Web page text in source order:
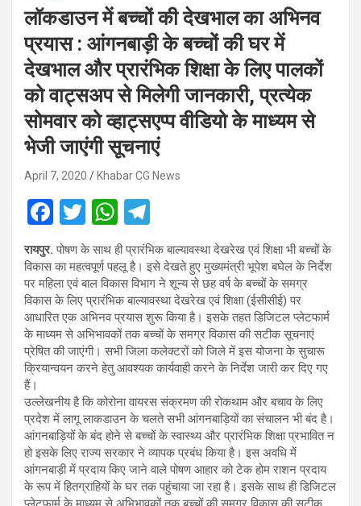
लॉकडाउन में बच्चों की देखभाल का अभिनव
प्रयास : आंगनबाड़ी के बच्चों की घर में
देखभाल और प्रारंभिक शिक्षा के लिए पालकों
को वाट्सअप से मिलेगी जानकारी, प्रत्येक
सोमवार को व्हाट्सएप्प वीडियो के माध्यम से
भेजी जाएंगी सूचनाएं
April 7, 2020 Khabar CG News
F
a
ce
b
o
o
k
T
wi
tt
er
W
h
at
s
A
p
p
el
e
gr
a
m
रायपुर. पोषण के साथ ही प्रारंभिक बाल्यावस्था देखरेख एवं शिक्षा भी बच्चों के
विकास का महत्वपूर्ण पहलू है। इसे देखते हुए मुख्यमंत्री भूपेश बघेल के निर्देश
पर महिला एवं बाल विकास विभाग ने शून्य से छह वर्ष के बच्चों के समग्र
विकास के लिए प्रारंभिक बाल्यावस्था देखरेख एवं शिक्षा (ईसीसीई) पर
आधारित एक अभिनव प्रयास शुरू किया है। इसके तहत डिजिटल प्लेटफार्म
के माध्यम से अभिभावकों तक बच्चों के समग्र विकास की सटीक सूचनाएं
प्रेषित की जाएंगी। सभी जिला कलेक्टरों को जिले में इस योजना के सुचारू
क्रियान्वयन करने हेतु आवश्यक कार्यवाही करने के निर्देश जारी कर दिए गए
हैं।
उल्लेखनीय है कि कोरोना वायरस संक्रमण की रोकथाम और बचाव के लिए
प्रदेश में लागू लाकडाउन के चलते सभी आंगनबाड़ियों का संचालन भी बंद है।
आंगनबाड़ियों के बंद होने से बच्चों के स्वास्थ्य और प्रारंभिक शिक्षा प्रभावित न
हो इसके लिए राज्य सरकार ने व्यापक प्रबंध किया है। इस अवधि में
आंगनबाड़ी में प्रदाय किए जाने वाले पोषण आहार को टेक होम राशन प्रदाय
के रूप में हितग्राहियों के घर तक पहुंचाया जा रहा है। इसके साथ ही डिजिटल